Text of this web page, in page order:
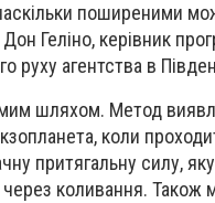
поширеними
Геліно, керівник
руху агентства в
шляхом. Метод
коли
притягальну силу,
коливання. Також